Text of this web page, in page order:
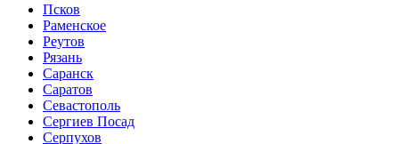
Псков
Раменское
Реутов
Рязань
Саранск
Саратов
Севастополь
Сергиев Посад
Серпухов